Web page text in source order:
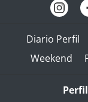
Diario Perfil
Weekend